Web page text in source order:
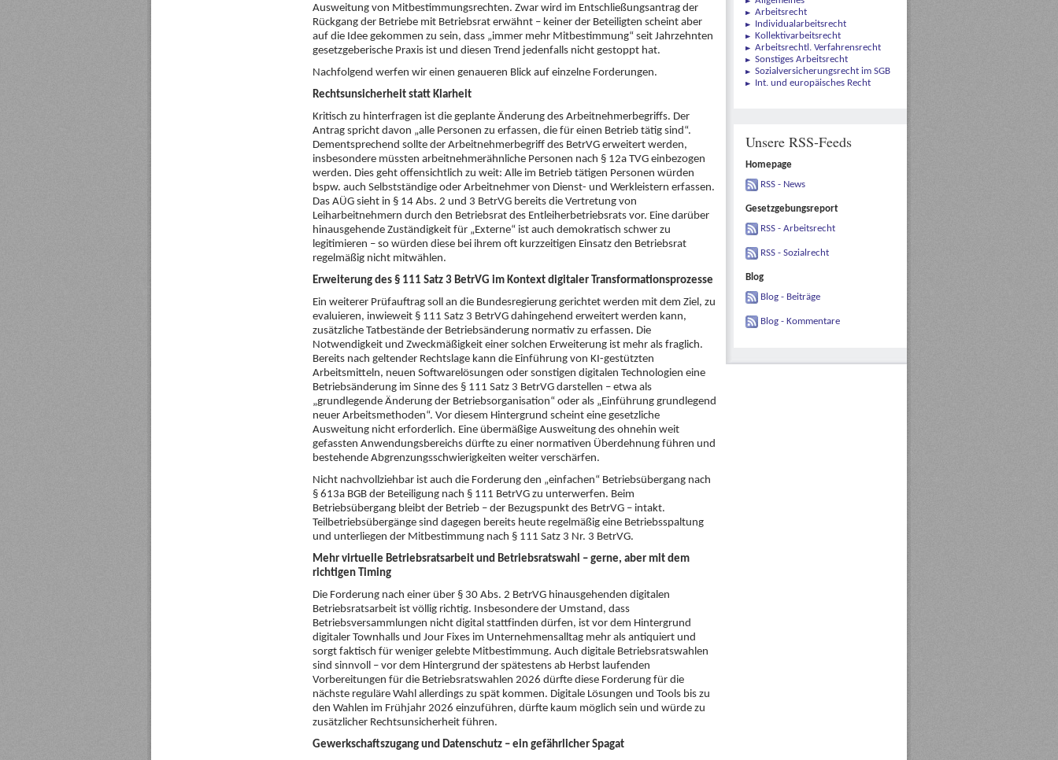
Ausweitung von Mitbestimmungsrechten. Zwar wird im Entschließungsantrag der
Rückgang der Betriebe mit Betriebsrat erwähnt – keiner der Beteiligten scheint aber
auf die Idee gekommen zu sein, dass „immer mehr Mitbestimmung“ seit Jahrzehnten
gesetzgeberische Praxis ist und diesen Trend jedenfalls nicht gestoppt hat.
Nachfolgend werfen wir einen genaueren Blick auf einzelne Forderungen.
Rechtsunsicherheit statt Klarheit
Kritisch zu hinterfragen ist die geplante Änderung des Arbeitnehmerbegriffs. Der
Antrag spricht davon „alle Personen zu erfassen, die für einen Betrieb tätig sind“.
Dementsprechend sollte der Arbeitnehmerbegriff des BetrVG erweitert werden,
insbesondere müssten arbeitnehmerähnliche Personen nach § 12a TVG einbezogen
werden. Dies geht offensichtlich zu weit: Alle im Betrieb tätigen Personen würden
bspw. auch Selbstständige oder Arbeitnehmer von Dienst- und Werkleistern erfassen.
Das AÜG sieht in § 14 Abs. 2 und 3 BetrVG bereits die Vertretung von
Leiharbeitnehmern durch den Betriebsrat des Entleiherbetriebsrats vor. Eine darüber
hinausgehende Zuständigkeit für „Externe“ ist auch demokratisch schwer zu
legitimieren – so würden diese bei ihrem oft kurzzeitigen Einsatz den Betriebsrat
regelmäßig nicht mitwählen.
Erweiterung des § 111 Satz 3 BetrVG im Kontext digitaler Transformationsprozesse
Ein weiterer Prüfauftrag soll an die Bundesregierung gerichtet werden mit dem Ziel, zu
evaluieren, inwieweit § 111 Satz 3 BetrVG dahingehend erweitert werden kann,
zusätzliche Tatbestände der Betriebsänderung normativ zu erfassen. Die
Notwendigkeit und Zweckmäßigkeit einer solchen Erweiterung ist mehr als fraglich.
Bereits nach geltender Rechtslage kann die Einführung von KI-gestützten
Arbeitsmitteln, neuen Softwarelösungen oder sonstigen digitalen Technologien eine
Betriebsänderung im Sinne des § 111 Satz 3 BetrVG darstellen – etwa als
„grundlegende Änderung der Betriebsorganisation“ oder als „Einführung grundlegend
neuer Arbeitsmethoden“. Vor diesem Hintergrund scheint eine gesetzliche
Ausweitung nicht erforderlich. Eine übermäßige Ausweitung des ohnehin weit
gefassten Anwendungsbereichs dürfte zu einer normativen Überdehnung führen und
bestehende Abgrenzungsschwierigkeiten weiter verschärfen.
Nicht nachvollziehbar ist auch die Forderung den „einfachen“ Betriebsübergang nach
§ 613a BGB der Beteiligung nach § 111 BetrVG zu unterwerfen. Beim
Betriebsübergang bleibt der Betrieb – der Bezugspunkt des BetrVG – intakt.
Teilbetriebsübergänge sind dagegen bereits heute regelmäßig eine Betriebsspaltung
und unterliegen der Mitbestimmung nach § 111 Satz 3 Nr. 3 BetrVG.
Mehr virtuelle Betriebsratsarbeit und Betriebsratswahl – gerne, aber mit dem
richtigen Timing
Die Forderung nach einer über § 30 Abs. 2 BetrVG hinausgehenden digitalen
Betriebsratsarbeit ist völlig richtig. Insbesondere der Umstand, dass
Betriebsversammlungen nicht digital stattfinden dürfen, ist vor dem Hintergrund
digitaler Townhalls und Jour Fixes im Unternehmensalltag mehr als antiquiert und
sorgt faktisch für weniger gelebte Mitbestimmung. Auch digitale Betriebsratswahlen
sind sinnvoll – vor dem Hintergrund der spätestens ab Herbst laufenden
Vorbereitungen für die Betriebsratswahlen 2026 dürfte diese Forderung für die
nächste reguläre Wahl allerdings zu spät kommen. Digitale Lösungen und Tools bis zu
den Wahlen im Frühjahr 2026 einzuführen, dürfte kaum möglich sein und würde zu
zusätzlicher Rechtsunsicherheit führen.
Gewerkschaftszugang und Datenschutz – ein gefährlicher Spagat
Arbeitsrecht
Individualarbeitsrecht
Kollektivarbeitsrecht
Arbeitsrechtl. Verfahrensrecht
Sonstiges Arbeitsrecht
Sozialversicherungsrecht im SGB
Int. und europäisches Recht
Unsere RSS-Feeds
Homepage
RSS - News
Gesetzgebungsreport
RSS - Arbeitsrecht
RSS - Sozialrecht
Blog
Blog - Beiträge
Blog - Kommentare